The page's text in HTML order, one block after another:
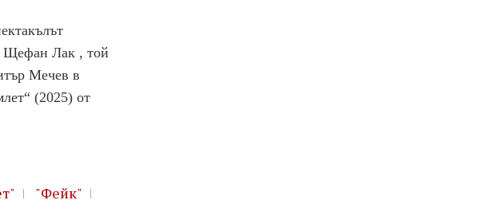
Щефан Лак , той
Мечев в
(2025) от
"Фейк"